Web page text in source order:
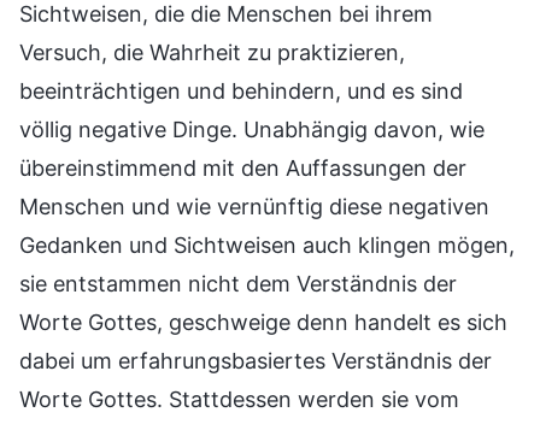
Sichtweisen, die die Menschen bei ihrem
Versuch, die Wahrheit zu praktizieren,
beeinträchtigen und behindern, und es sind
völlig negative Dinge. Unabhängig davon, wie
übereinstimmend mit den Auffassungen der
Menschen und wie vernünftig diese negativen
Gedanken und Sichtweisen auch klingen mögen,
sie entstammen nicht dem Verständnis der
Worte Gottes, geschweige denn handelt es sich
dabei um erfahrungsbasiertes Verständnis der
Worte Gottes. Stattdessen werden sie vom